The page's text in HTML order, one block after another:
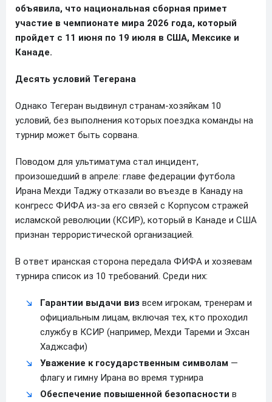
объявила, что национальная сборная примет
участие в чемпионате мира 2026 года, который
пройдет с 11 июня по 19 июля в США, Мексике и
Канаде.
Десять условий Тегерана
Однако Тегеран выдвинул странам-хозяйкам 10
условий, без выполнения которых поездка команды на
турнир может быть сорвана.
Поводом для ультиматума стал инцидент,
произошедший в апреле: главе федерации футбола
Ирана Мехди Таджу отказали во въезде в Канаду на
конгресс ФИФА из-за его связей с Корпусом стражей
исламской революции (КСИР), который в Канаде и США
признан террористической организацией.
В ответ иранская сторона передала ФИФА и хозяевам
турнира список из 10 требований. Среди них:
Гарантии выдачи виз всем игрокам, тренерам и
официальным лицам, включая тех, кто проходил
службу в КСИР (например, Мехди Тареми и Эхсан
Хаджсафи)
Уважение к государственным символам —
флагу и гимну Ирана во время турнира
Обеспечение повышенной безопасности в